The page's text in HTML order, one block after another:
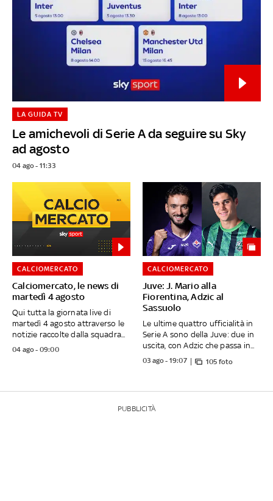
Le amichevoli di Serie A da seguire su Sky
ad agosto
LA GUIDA TV
04 ago - 11:33
Calciomercato, le news di
martedì 4 agosto
CALCIOMERCATO
Qui tutta la giornata live di
martedì 4 agosto attraverso le
notizie raccolte dalla squadra...
04 ago - 09:00
Juve: J. Mario alla
Fiorentina, Adzic al
Sassuolo
CALCIOMERCATO
Le ultime quattro ufficialità in
Serie A sono della Juve: due in
uscita, con Adzic che passa in...
03 ago - 19:07 105 foto
PUBBLICITÀ